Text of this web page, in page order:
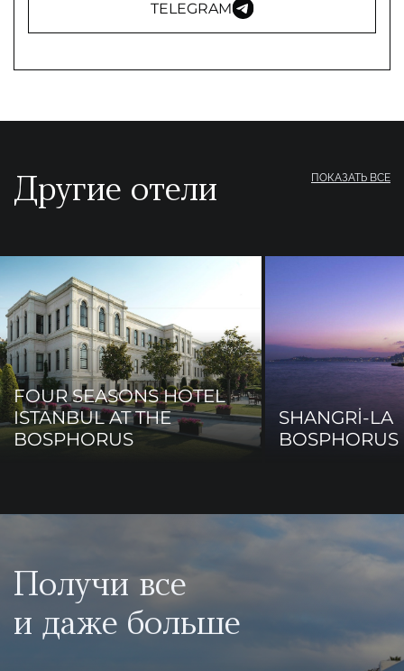
TELEGRAM
Другие отели ПОКАЗАТЬ ВСЕ
FOUR SEASONS HOTEL
ISTANBUL AT THE
BOSPHORUS
SHANGRİ-LA
Получи все
и даже больше